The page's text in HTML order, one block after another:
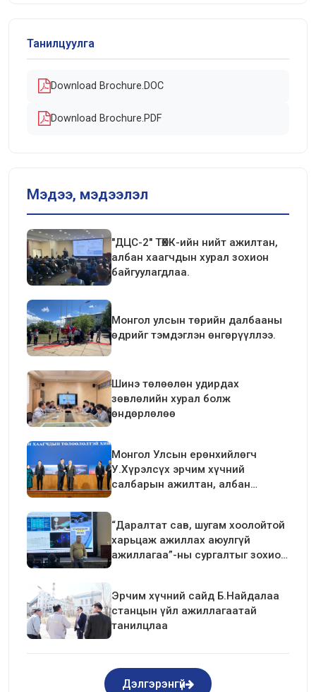
Танилцуулга
Download Brochure.DOC
Download Brochure.PDF
Мэдээ, мэдээлэл
"ДЦС-2" ТӨХК-ийн нийт ажилтан,
албан хаагчдын хурал зохион
байгуулагдлаа.
Монгол улсын төрийн далбааны
өдрийг тэмдэглэн өнгөрүүллээ.
Шинэ төлөөлөн удирдах
зөвлөлийн хурал болж
өндөрлөлөө
Монгол Улсын ерөнхийлөгч
У.Хүрэлсүх эрчим хүчний
салбарын ажилтан, албан
“Даралтат сав, шугам хоолойтой
харьцаж ажиллах аюулгүй
ажиллагаа”-ны сургалтыг зохион
Эрчим хүчний сайд Б.Найдалаа
станцын үйл ажиллагаатай
танилцлаа
Дэлгэрэнгүй